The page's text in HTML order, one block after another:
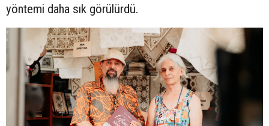
yöntemi daha sık görülürdü.